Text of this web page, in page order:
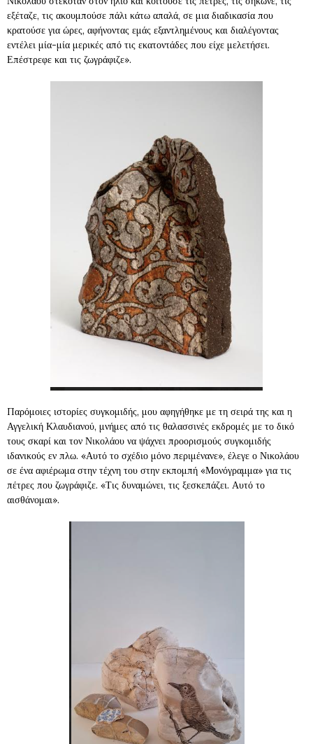
εξέταζε, τις ακουμπούσε πάλι κάτω απαλά, σε μια διαδικασία που
κρατούσε για ώρες, αφήνοντας εμάς εξαντλημένους και διαλέγοντας
εντέλει μία-μία μερικές από τις εκατοντάδες που είχε μελετήσει.
Επέστρεφε και τις ζωγράφιζε».
Παρόμοιες ιστορίες συγκομιδής, μου αφηγήθηκε με τη σειρά της και η
Αγγελική Κλαυδιανού, μνήμες από τις θαλασσινές εκδρομές με το δικό
τους σκαρί και τον Νικολάου να ψάχνει προορισμούς συγκομιδής
ιδανικούς εν πλω. «Αυτό το σχέδιο μόνο περιμένανε», έλεγε ο Νικολάου
σε ένα αφιέρωμα στην τέχνη του στην εκπομπή «Μονόγραμμα» για τις
πέτρες που ζωγράφιζε. «Τις δυναμώνει, τις ξεσκεπάζει. Αυτό το
αισθάνομαι».